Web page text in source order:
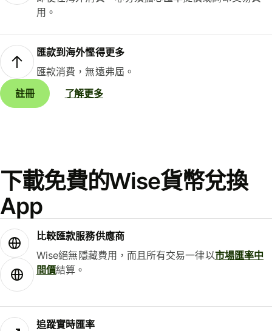
用。
匯款到海外慳得更多
匯款消費，無遠弗屆。
註冊
了解更多
下載免費的Wise貨幣兌換
App
比較匯款服務供應商
Wise絕無隱藏費用，而且所有交易一律以市場匯率中
間價結算。
追蹤實時匯率